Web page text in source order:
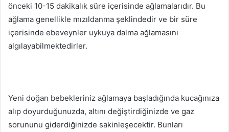
önceki 10-15 dakikalık süre içerisinde ağlamalarıdır. Bu
ağlama genellikle mızıldanma şeklindedir ve bir süre
içerisinde ebeveynler uykuya dalma ağlamasını
algılayabilmektedirler.
Yeni doğan bebekleriniz ağlamaya başladığında kucağınıza
alıp doyurduğunuzda, altını değiştirdiğinizde ve gaz
sorununu giderdiğinizde sakinleşecektir. Bunları